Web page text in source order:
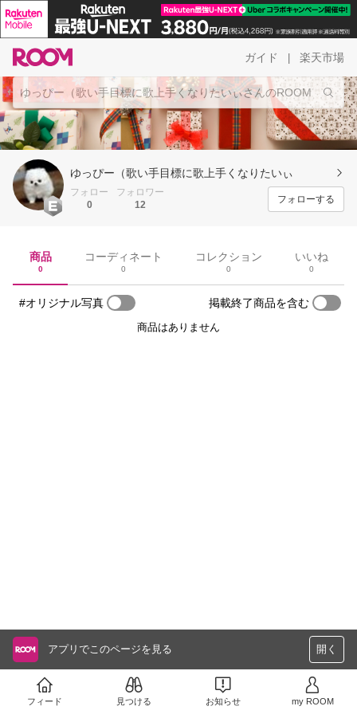
ガイド 楽天市場
ゆっぴー（歌い手目標に歌上手くなりたいぃ
フォロー
0
フォロワー
12
フォローする
商品
0
コーディネート
0
コレクション
0
いいね
0
#オリジナル写真 掲載終了商品を含む
商品はありません
アプリでこのページを見る 開く
フィード 見つける お知らせ my ROOM